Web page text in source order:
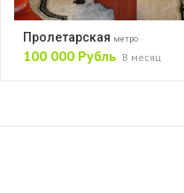
Пролетарская метро
100 000 Рубль В месяц